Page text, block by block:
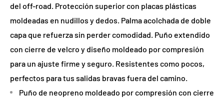
del off-road. Protección superior con placas plásticas
moldeadas en nudillos y dedos. Palma acolchada de doble
capa que refuerza sin perder comodidad. Puño extendido
con cierre de velcro y diseño moldeado por compresión
para un ajuste firme y seguro. Resistentes como pocos,
perfectos para tus salidas bravas fuera del camino.
Puño de neopreno moldeado por compresión con cierre